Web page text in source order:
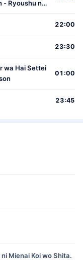
- Ryoushu no
22:00
23:30
wa Hai Settei
01:00
23:45
Mienai Koi wo Shita.